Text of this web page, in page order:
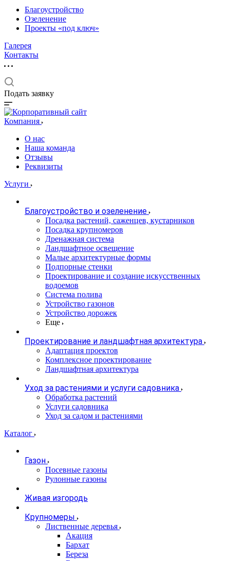
Благоустройство
Озеленение
Проекты «под ключ»
Галерея
Контакты
Подать заявку
Компания
О нас
Наша команда
Отзывы
Реквизиты
Услуги
Благоустройство и озеленение
Посадка растений, саженцев, кустарников
Посадка крупномеров
Дренажная система
Ландшафтное освещение
Малые архитектурные формы
Подпорные стенки
Проектирование и создание искусственных
водоемов
Система полива
Устройство газонов
Устройство дорожек
Еще
Проектирование и ландшафтная архитектура
Адаптация проектов
Комплексное проектирование
Ландшафтная архитектура
Уход за растениями и услуги садовника
Обработка растений
Услуги садовника
Уход за садом и растениями
Каталог
Газон
Посевные газоны
Рулонные газоны
Живая изгородь
Крупномеры
Лиственные деревья
Акация
Бархат
Береза